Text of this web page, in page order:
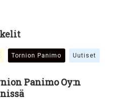
Tornion Panimo Uutiset
Panimo Oy:n